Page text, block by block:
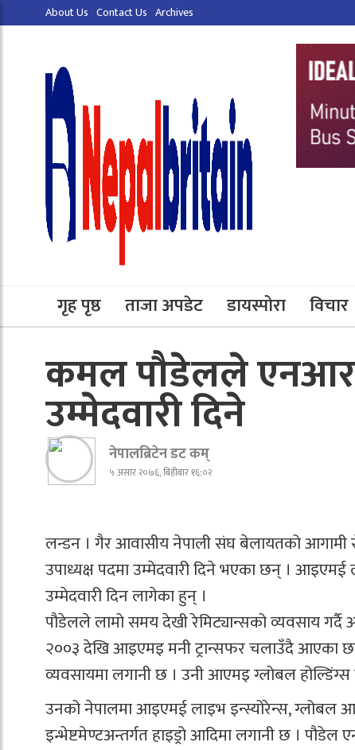
About Us Contact Us Archives
गृह पृष्ठ ताजा अपडेट डायस्पोरा विचार
कमल पौडेलले
उम्मेदवारी दिने
नेपालब्रिटेन डट कम्
५ असार २०७६, बिहीबार १६:०२
लन्डन । गैर आवासीय नेपाली संघ बेलायतको आगामी
उपाध्यक्ष पदमा उम्मेदवारी दिने भएका छन् ।
उम्मेदवारी दिन लागेका हुन् ।
पौडेलले लामो समय देखी रेमिट्यान्सको व्यवसाय
२००३ देखि आइएमइ मनी ट्रान्सफर चलाउँदै आएका छन्
व्यवसायमा लगानी छ । उनी आएमइ ग्लोबल
उनको नेपालमा आइएमई लाइभ इन्स्योरेन्स,
इन्भेष्टमेण्टअन्तर्गत हाइड्रो आदिमा लगानी छ ।